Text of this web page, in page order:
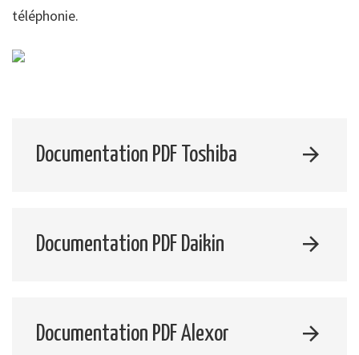
téléphonie.
Documentation PDF Toshiba
Documentation PDF Daikin
Documentation PDF Alexor